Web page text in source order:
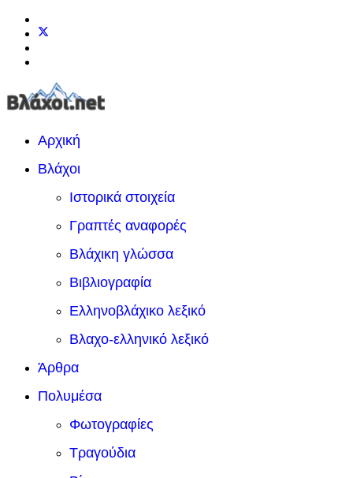
Αρχική
Βλάχοι
Ιστορικά στοιχεία
Γραπτές αναφορές
Βλάχικη γλώσσα
Βιβλιογραφία
Ελληνοβλάχικο λεξικό
Βλαχο-ελληνικό λεξικό
Άρθρα
Πολυμέσα
Φωτογραφίες
Τραγούδια